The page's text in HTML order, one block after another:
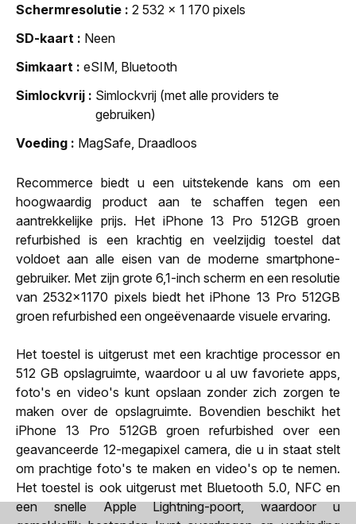
Schermresolutie
2 532 x 1 170 pixels
SD-kaart
Neen
Simkaart
eSIM, Bluetooth
Simlockvrij
Simlockvrij (met alle providers te
gebruiken)
Voeding
MagSafe, Draadloos
Recommerce biedt u een uitstekende kans om een
hoogwaardig product aan te schaffen tegen een
aantrekkelijke prijs. Het iPhone 13 Pro 512GB groen
refurbished is een krachtig en veelzijdig toestel dat
voldoet aan alle eisen van de moderne smartphone-
gebruiker. Met zijn grote 6,1-inch scherm en een resolutie
van 2532x1170 pixels biedt het iPhone 13 Pro 512GB
groen refurbished een ongeëvenaarde visuele ervaring.
Het toestel is uitgerust met een krachtige processor en
512 GB opslagruimte, waardoor u al uw favoriete apps,
foto's en video's kunt opslaan zonder zich zorgen te
maken over de opslagruimte. Bovendien beschikt het
iPhone 13 Pro 512GB groen refurbished over een
geavanceerde 12-megapixel camera, die u in staat stelt
om prachtige foto's te maken en video's op te nemen.
Het toestel is ook uitgerust met Bluetooth 5.0, NFC en
een snelle Apple Lightning-poort, waardoor u